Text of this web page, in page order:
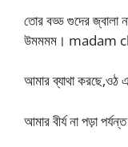
তোর বড্ড গুদের জ্বালা
উমমমম। madam
আমার ব্যাথা করছে,ওঠ
আমার বীর্য না পড়া